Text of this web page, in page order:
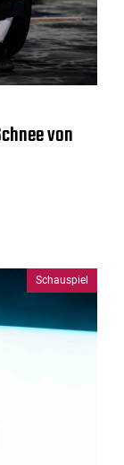
von
Schauspiel